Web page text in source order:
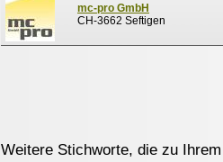
mc-pro GmbH
CH-3662 Seftigen
Weitere Stichworte, die zu